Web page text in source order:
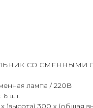
СО СМЕННЫМИ
лампа / 220В
6 шт.
(высота) 300 х (общая